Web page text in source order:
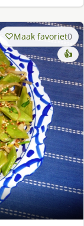
Maak favoriet0
👍